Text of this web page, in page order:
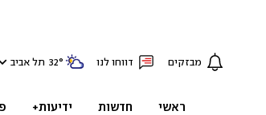
מבזקים דווחו לנו 32° תל אביב
ראשי חדשות ידיעות+